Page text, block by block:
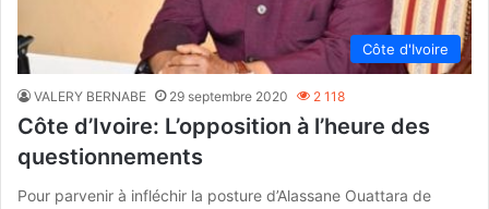
Côte d'Ivoire
VALERY BERNABE 29 septembre 2020 2 118
Côte d’Ivoire: L’opposition à l’heure des
questionnements
Pour parvenir à infléchir la posture d’Alassane Ouattara de